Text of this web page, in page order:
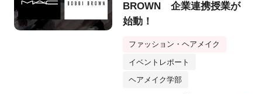
BROWN 企業連携授業が
始動！
ファッション・ヘアメイク
イベントレポート
ヘアメイク学部